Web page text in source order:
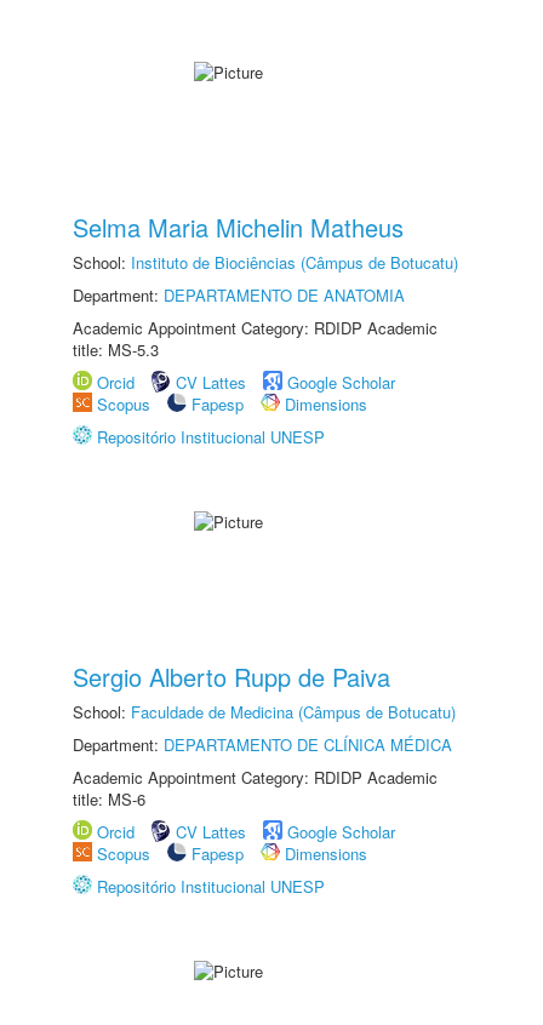
Selma Maria Michelin Matheus
School: Instituto de Biociências (Câmpus de Botucatu)
Department: DEPARTAMENTO DE ANATOMIA
Academic Appointment Category: RDIDP Academic
title: MS-5.3
Orcid
CV Lattes
Google Scholar
Scopus
Fapesp
Dimensions
Repositório Institucional UNESP
Sergio Alberto Rupp de Paiva
School: Faculdade de Medicina (Câmpus de Botucatu)
Department: DEPARTAMENTO DE CLÍNICA MÉDICA
Academic Appointment Category: RDIDP Academic
title: MS-6
Orcid
CV Lattes
Google Scholar
Scopus
Fapesp
Dimensions
Repositório Institucional UNESP